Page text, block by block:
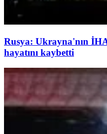
Rusya: Ukrayna'nın
hayatını kaybetti